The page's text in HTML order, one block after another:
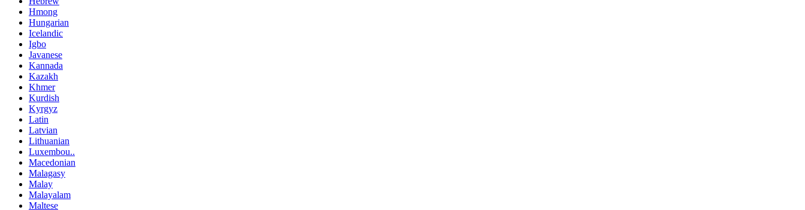
Hmong
Hungarian
Icelandic
Igbo
Javanese
Kannada
Kazakh
Khmer
Kurdish
Kyrgyz
Latin
Latvian
Lithuanian
Luxembou..
Macedonian
Malagasy
Malay
Malayalam
Maltese